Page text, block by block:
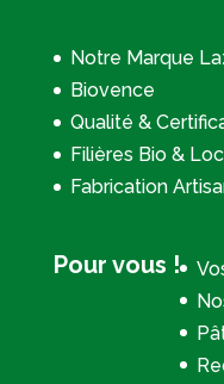
Notre Marque
Biovence
Qualité &
Filières Bio &
Fabrication
Pour vous !